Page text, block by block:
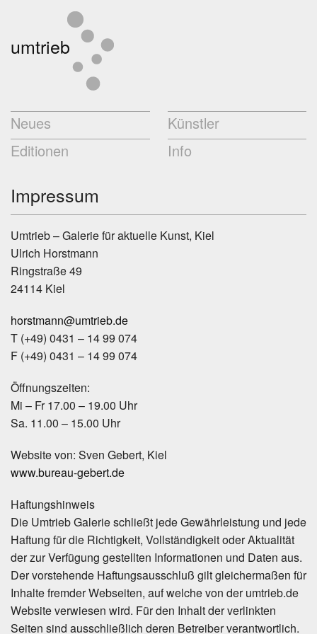
umtrieb
Neues
Künstler
Editionen
Info
Impressum
Umtrieb – Galerie für aktuelle Kunst, Kiel
Ulrich Horstmann
Ringstraße 49
24114 Kiel
horstmann@umtrieb.de
T (+49) 0431 – 14 99 074
F (+49) 0431 – 14 99 074
Öffnungszeiten:
Mi – Fr 17.00 – 19.00 Uhr
Sa. 11.00 – 15.00 Uhr
Website von: Sven Gebert, Kiel
www.bureau-gebert.de
Haftungshinweis
Die Umtrieb Galerie schließt jede Gewährleistung und jede
Haftung für die Richtigkeit, Vollständigkeit oder Aktualität
der zur Verfügung gestellten Informationen und Daten aus.
Der vorstehende Haftungsausschluß gilt gleichermaßen für
Inhalte fremder Webseiten, auf welche von der umtrieb.de
Website verwiesen wird. Für den Inhalt der verlinkten
Seiten sind ausschließlich deren Betreiber verantwortlich.